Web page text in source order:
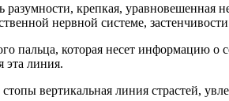
крепкая, уравновешенная
нервной системе,
которая несет информацию о
эта линия.
вертикальная линия страстей,